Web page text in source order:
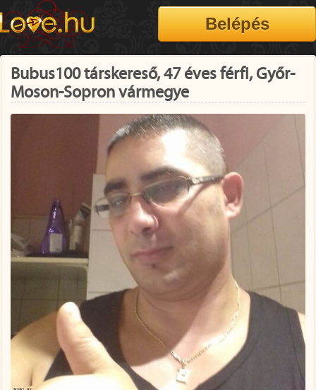
Bubus100 társkereső, 47 éves férfi, Győr-
Moson-Sopron vármegye